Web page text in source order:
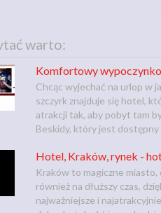
warto:
Komfortowy
Chcąc wyjechać na urlop w
szczyrk znajduje się hotel,
atrakcji tak, aby pobyt tam
Beskidy, który jest
Hotel, Kraków, rynek -
Kraków to magiczne
również na dłuższy czas,
najważniejsze i